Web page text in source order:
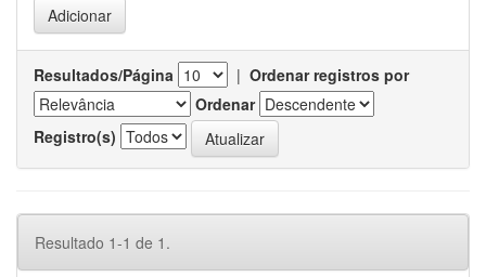
Resultados/Página | Ordenar registros por
Ordenar
Registro(s)
Resultado 1-1 de 1.